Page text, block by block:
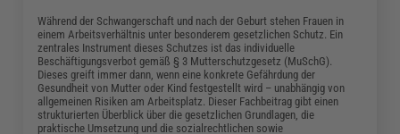
Während der Schwangerschaft und nach der Geburt stehen Frauen in
einem Arbeitsverhältnis unter besonderem gesetzlichen Schutz. Ein
zentrales Instrument dieses Schutzes ist das individuelle
Beschäftigungsverbot gemäß § 3 Mutterschutzgesetz (MuSchG).
Dieses greift immer dann, wenn eine konkrete Gefährdung der
Gesundheit von Mutter oder Kind festgestellt wird – unabhängig von
allgemeinen Risiken am Arbeitsplatz. Dieser Fachbeitrag gibt einen
strukturierten Überblick über die gesetzlichen Grundlagen, die
praktische Umsetzung und die sozialrechtlichen sowie